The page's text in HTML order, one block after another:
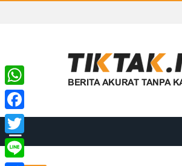
WhatsApp
Facebook
Twitter